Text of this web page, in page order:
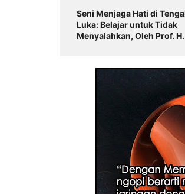
Seni Menjaga Hati di
Luka: Belajar untuk Tidak
Menyalahkan, Oleh Prof. H.